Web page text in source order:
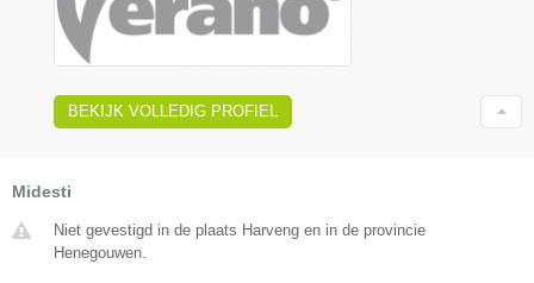
BEKIJK VOLLEDIG PROFIEL
Midesti
Niet gevestigd in de plaats Harveng en in de provincie
Henegouwen.